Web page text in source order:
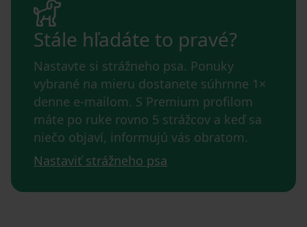
Stále hľadáte to pravé?
Nastavte si strážneho psa. Ponuky
vybrané na mieru dostanete súhrnne 1×
denne e-mailom. S Premium profilom
máte po ruke rovno 5 strážcov a keď sa
niečo objaví, informujú vás obratom.
Nastaviť strážneho psa